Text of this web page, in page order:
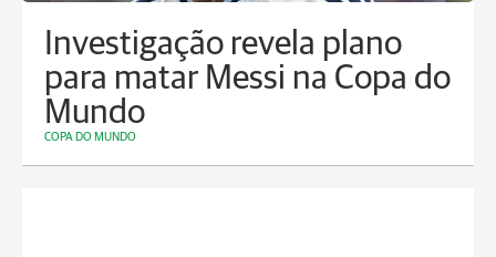
Investigação revela plano
para matar Messi na Copa do
Mundo
COPA DO MUNDO